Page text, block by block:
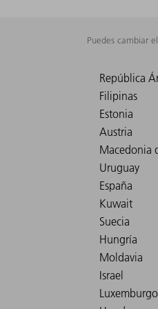
Puedes cambiar